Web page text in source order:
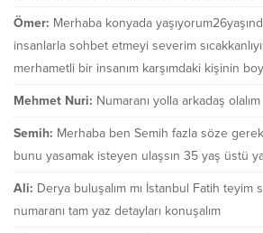
Ömer: Merhaba konyada
insanlarla sohbet etmeyi severim
merhametli bir insanım karşımdaki kişinin
Mehmet Nuri: Numaranı yolla arkadaş olalım
Semih: Merhaba ben Semih fazla söze
bunu yasamak isteyen ulaşsın 35 yaş üstü
Ali: Derya buluşalım mı İstanbul Fatih teyim
numaranı tam yaz detayları konuşalım